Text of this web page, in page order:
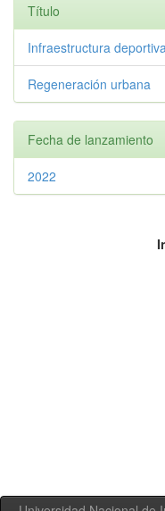
Título
Infraestructura deportiva
Regeneración urbana
Fecha de lanzamiento
2022